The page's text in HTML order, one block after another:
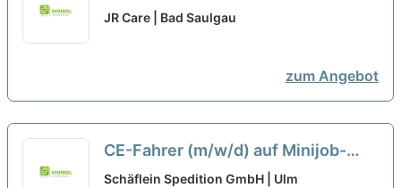
neu
JR Care | Bad Saulgau
zum Angebot
CE-Fahrer (m/w/d) auf Minijob-
Basis für Neu-Ulm bei 107-
Schäflein Spedition GmbH | Ulm